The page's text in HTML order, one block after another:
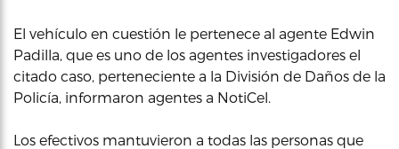
El vehículo en cuestión le pertenece al agente Edwin
Padilla, que es uno de los agentes investigadores el
citado caso, perteneciente a la División de Daños de la
Policía, informaron agentes a NotiCel.
Los efectivos mantuvieron a todas las personas que